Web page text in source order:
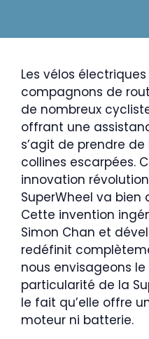
Les vélos
compagnons de
de nombreux
offrant une
s’agit de prendre
collines escarpées.
innovation
SuperWheel va
Cette invention
Simon Chan et
redéfinit
nous envisageons
particularité de la
le fait qu’elle offre
moteur ni batterie.